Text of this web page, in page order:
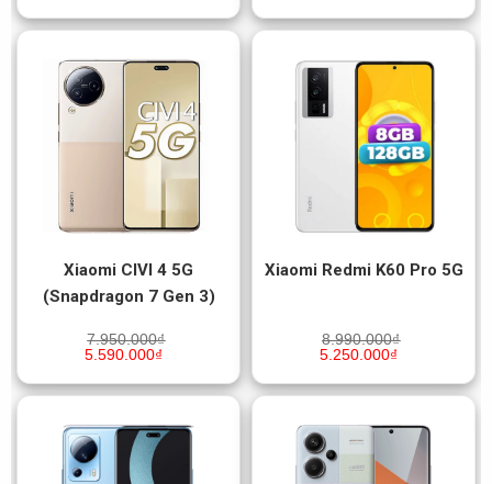
Xiaomi CIVI 4 5G
(Snapdragon 7 Gen 3)
7.950.000₫
5.590.000₫
Xiaomi Redmi K60 Pro 5G
8.990.000₫
5.250.000₫